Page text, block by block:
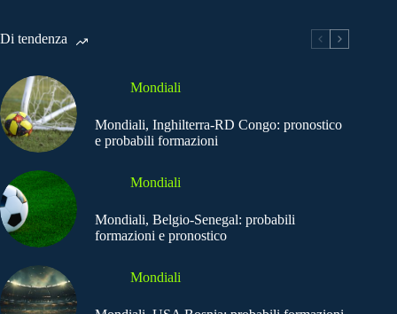
Di tendenza
Mondiali
Mondiali, Inghilterra-RD Congo: pronostico
e probabili formazioni
Mondiali
Mondiali, Belgio-Senegal: probabili
formazioni e pronostico
Mondiali